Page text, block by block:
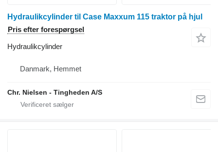
Hydraulikcylinder til Case Maxxum 115 traktor på hjul
Pris efter forespørgsel
Hydraulikcylinder
Danmark, Hemmet
Chr. Nielsen - Tingheden A/S